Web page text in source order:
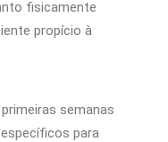
fisicamente
propício à
semanas
para